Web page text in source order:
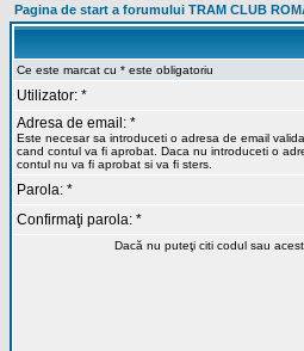
Pagina de start a forumului TRAM CLUB
Ce este marcat cu * este obligatoriu
Utilizator: *
Adresa de email: *
Este necesar sa introduceti o adresa de email
cand contul va fi aprobat. Daca nu introduceti o
contul nu va fi aprobat si va fi sters.
Parola: *
Confirmaţi parola: *
Dacă nu puteţi citi codul sau